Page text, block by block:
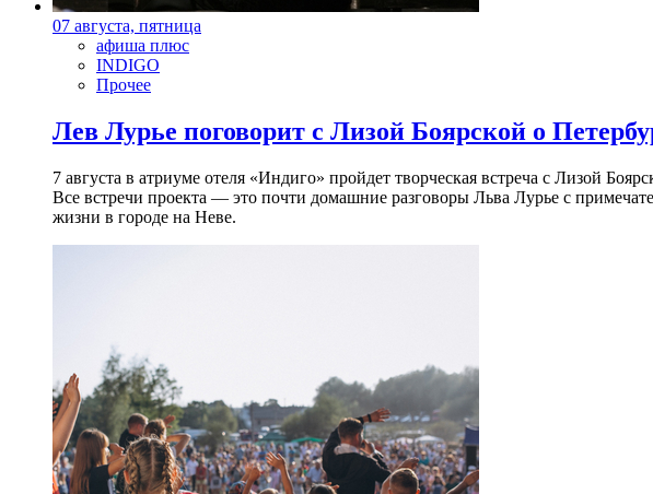
07 августа, пятница
афиша плюс
INDIGO
Прочее
Лев Лурье поговорит с Лизой Боярской о
7 августа в атриуме отеля «Индиго» пройдет творческая встреча с Лизой
Все встречи проекта — это почти домашние разговоры Льва Лурье с
жизни в городе на Неве.